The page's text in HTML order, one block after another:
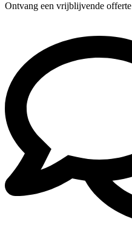
Ontvang een vrijblijvende offerte